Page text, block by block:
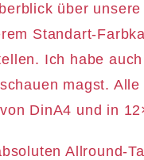
über unsere
Standart-
Ich habe
magst.
DinA4 und in
Allround-